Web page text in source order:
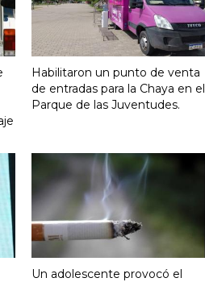
Habilitaron un punto de venta
de entradas para la Chaya en el
Parque de las Juventudes.
Un adolescente provocó el